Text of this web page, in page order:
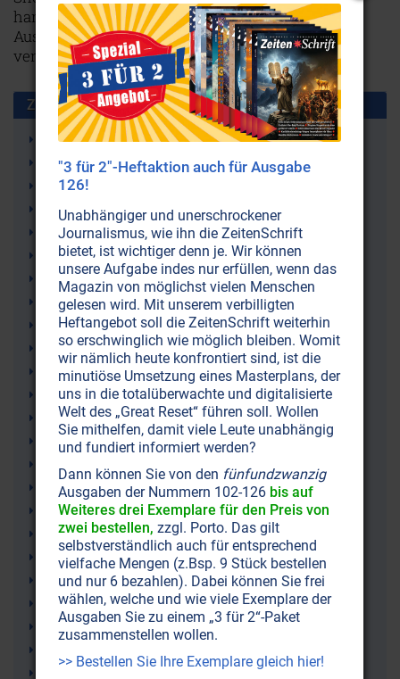
harmloses Freizeitvergnügen oder vielleicht auch
Ausdruck einer Gesellschaft, die sich gründlich
verrannt hat?Weiterlesen...
Zusammen benutzt mit:
Konsumgesellschaft
Gesellschaft
Textil-Industrie
Soziale Netzwerke
Social Media
Werbung
Internet
Jugend
Fast Fashion
Textilien
Ausbeutung
Kleider
Sweatshops
Mode
Gesellschaftsprobleme
Altkleider
Big Brother
Abstumpfung
Philosophie
Facebook (Meta)
Sucht
"3 für 2"-Heftaktion auch für Ausgabe
126!
Unabhängiger und unerschrockener
Journalismus, wie ihn die ZeitenSchrift
bietet, ist wichtiger denn je. Wir können
unsere Aufgabe indes nur erfüllen, wenn das
Magazin von möglichst vielen Menschen
gelesen wird. Mit unserem verbilligten
Heftangebot soll die ZeitenSchrift weiterhin
so erschwinglich wie möglich bleiben. Womit
wir nämlich heute konfrontiert sind, ist die
minutiöse Umsetzung eines Masterplans, der
uns in die totalüberwachte und digitalisierte
Welt des „Great Reset“ führen soll. Wollen
Sie mithelfen, damit viele Leute unabhängig
und fundiert informiert werden?
Dann können Sie von den fünfundzwanzig
Ausgaben der Nummern 102-126 bis auf
Weiteres drei Exemplare für den Preis von
zwei bestellen, zzgl. Porto. Das gilt
selbstverständlich auch für entsprechend
vielfache Mengen (z.Bsp. 9 Stück bestellen
und nur 6 bezahlen). Dabei können Sie frei
wählen, welche und wie viele Exemplare der
Ausgaben Sie zu einem „3 für 2“-Paket
zusammenstellen wollen.
>> Bestellen Sie Ihre Exemplare gleich hier!